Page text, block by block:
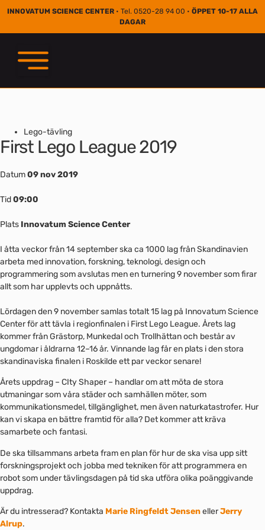
INNOVATUM SCIENCE CENTER • Tel. 0520-28 94 00 • ÖPPET 10-17 ALLA
DAGAR
Lego-tävling
First Lego League 2019
Datum09 nov 2019
Tid09:00
Plats Innovatum Science Center
I åtta veckor från 14 september ska ca 1000 lag från Skandinavien
arbeta med innovation, forskning, teknologi, design och
programmering som avslutas men en turnering 9 november som firar
allt som har upplevts och uppnåtts.
Lördagen den 9 november samlas totalt 15 lag på Innovatum Science
Center för att tävla i regionfinalen i First Lego League. Årets lag
kommer från Grästorp, Munkedal och Trollhättan och består av
ungdomar i åldrarna 12–16 år. Vinnande lag får en plats i den stora
skandinaviska finalen i Roskilde ett par veckor senare!
Årets uppdrag – CIty Shaper – handlar om att möta de stora
utmaningar som våra städer och samhällen möter, som
kommunikationsmedel, tillgänglighet, men även naturkatastrofer. Hur
kan vi skapa en bättre framtid för alla? Det kommer att kräva
samarbete och fantasi.
De ska tillsammans arbeta fram en plan för hur de ska visa upp sitt
forskningsprojekt och jobba med tekniken för att programmera en
robot som under tävlingsdagen på tid ska utföra olika poänggivande
uppdrag.
Är du intresserad? Kontakta Marie Ringfeldt JensenellerJerry
Alrup.